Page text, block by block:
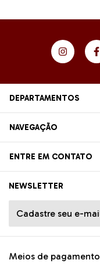
DEPARTAMENTOS
NAVEGAÇÃO
ENTRE EM CONTATO
NEWSLETTER
Meios de pagamento